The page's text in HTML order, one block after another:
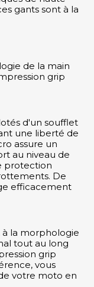
gants sont à la
de la main
grip
d'un soufflet
une liberté de
assure un
au niveau de
protection
De
efficacement
la morphologie
tout au long
grip
vous
votre moto en